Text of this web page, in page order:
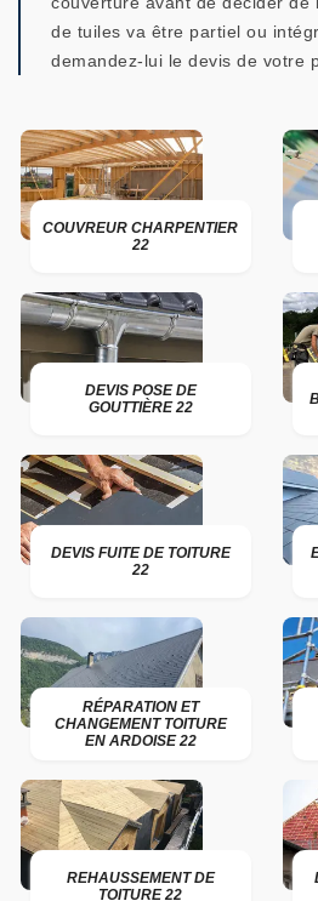
de tuiles va être partiel ou
demandez-lui le devis de votre
COUVREUR CHARPENTIER
22
DEVIS POSE DE
GOUTTIÈRE 22
DEVIS FUITE DE TOITURE
22
RÉPARATION ET
CHANGEMENT TOITURE
EN ARDOISE 22
REHAUSSEMENT DE
TOITURE 22